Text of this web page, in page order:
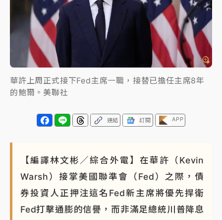
故宮《龍藏經》特展第2檔！今線上預約開賣一度塞車
周六起展出延長至晚上7時
台東農業處長涉圖利渡假村！東檢抗告成功 今重開羈
押庭
父親節泡湯了！中颱白海豚雨彈轟3天 「紅到發紫」降
雨熱區曝
華許上周正式接下Fed主席一職，接替已擔任主席8年
的鮑爾。美聯社
連結 訂閱 APP
【編譯林文彬／綜合外電】在華許（Kevin
Warsh）接掌美國聯準會（Fed）之際，債
券投資人正押注這名Fed新主席將優先捍衛
Fed打擊通膨的信譽，而非滿足總統川普降息